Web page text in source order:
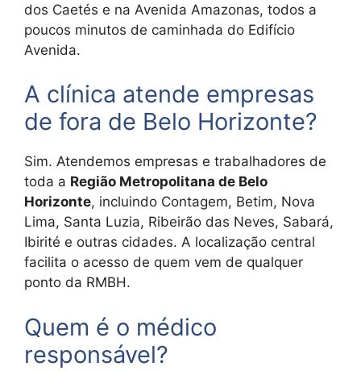
dos Caetés e na Avenida Amazonas, todos a
poucos minutos de caminhada do Edifício
Avenida.
A clínica atende empresas
de fora de Belo Horizonte?
Sim. Atendemos empresas e trabalhadores de
toda a Região Metropolitana de Belo
Horizonte, incluindo Contagem, Betim, Nova
Lima, Santa Luzia, Ribeirão das Neves, Sabará,
Ibirité e outras cidades. A localização central
facilita o acesso de quem vem de qualquer
ponto da RMBH.
Quem é o médico
responsável?